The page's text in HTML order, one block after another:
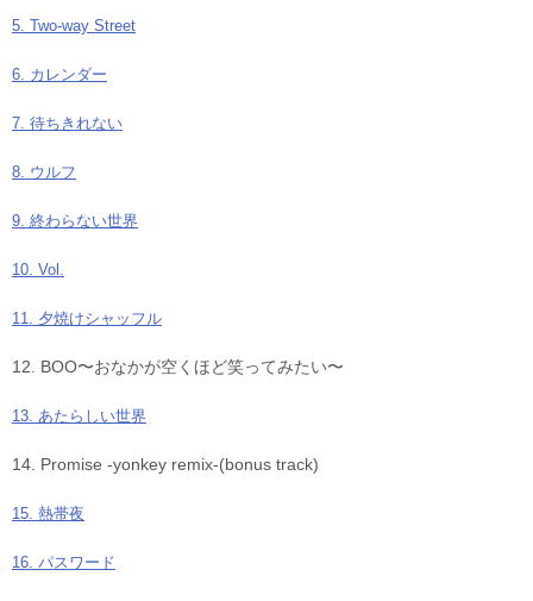
5. Two-way Street
6. カレンダー
7. 待ちきれない
8. ウルフ
9. 終わらない世界
10. Vol.
11. 夕焼けシャッフル
12. BOO〜おなかが空くほど笑ってみたい〜
13. あたらしい世界
14. Promise -yonkey remix-(bonus track)
15. 熱帯夜
16. パスワード